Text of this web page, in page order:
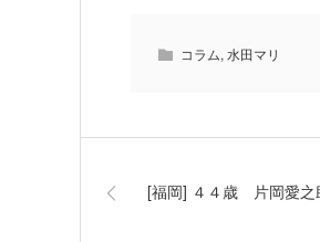
コラム, 水田マリ
[福岡] ４４歳 片岡愛